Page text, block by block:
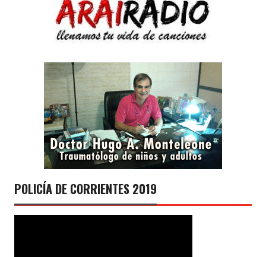
POLICÍA DE CORRIENTES 2019